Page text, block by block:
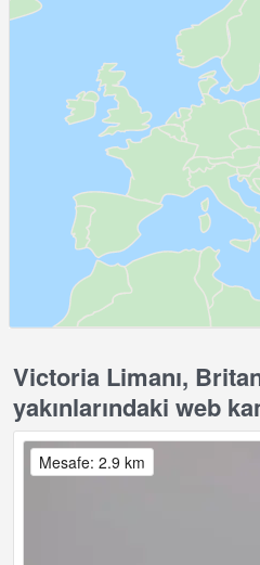
Victoria Limanı,
yakınlarındaki web
Mesafe: 2.9 km